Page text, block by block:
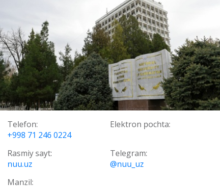
Telefon:
+998 71 246 0224
Elektron pochta:
Rasmiy sayt:
nuu.uz
Telegram:
@nuu_uz
Manzil: